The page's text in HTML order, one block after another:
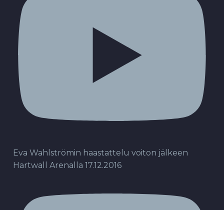
Eva Wahlströmin haastattelu voiton jälkeen
Hartwall Arenalla 17.12.2016